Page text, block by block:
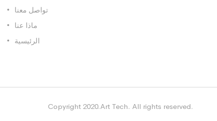
تواصل معنا
ماذا عنا
الرئيسية
Copyright 2020.Art Tech. All rights reserved.